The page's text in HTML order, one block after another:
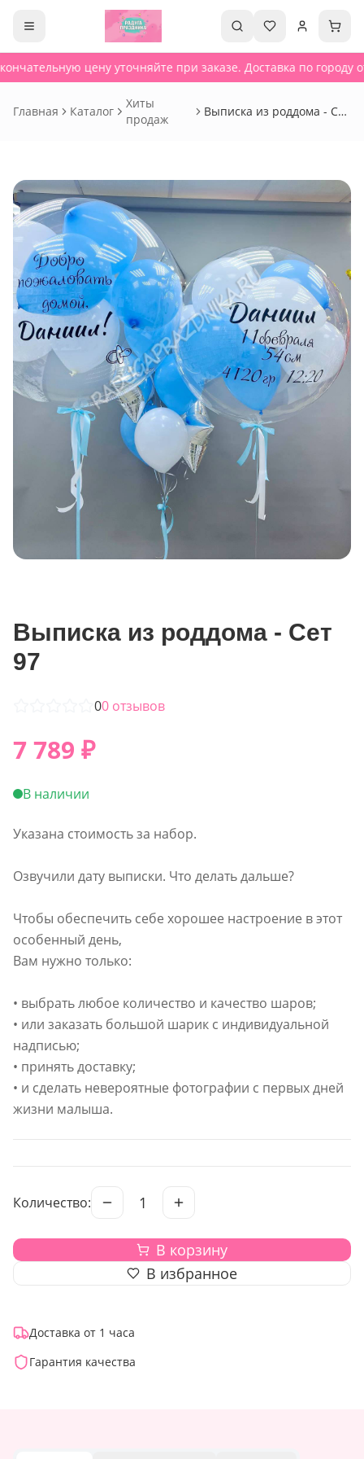
цену уточняйте при заказе. Доставка по городу
Главная Каталог
Хиты
продаж
Выписка из роддома - Сет
Выписка из роддома - Сет
97
00 отзывов
7 789 ₽
В наличии
Указана стоимость за набор.
Озвучили дату выписки. Что делать дальше?
Чтобы обеспечить себе хорошее настроение в этот
особенный день,
Вам нужно только:
• выбрать любое количество и качество шаров;
• или заказать большой шарик с индивидуальной
надписью;
• принять доставку;
• и сделать невероятные фотографии с первых дней
жизни малыша.
Количество: 1
В корзину
В избранное
Доставка от 1 часа
Гарантия качества